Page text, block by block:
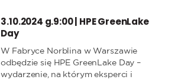
elementów budowy i zarządzania Data
Center.
3.10.2024 g.9:00 | HPE GreenLake
Day
W Fabryce Norblina w Warszawie
odbędzie się HPE GreenLake Day –
wydarzenie, na którym eksperci i